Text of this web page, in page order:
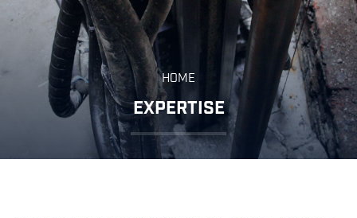
HOME
EXPERTISE